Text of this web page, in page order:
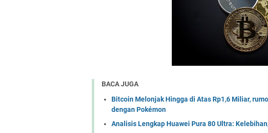
BACA JUGA
Bitcoin Melonjak Hingga di Atas Rp1,6 Miliar,
dengan Pokémon
Analisis Lengkap Huawei Pura 80 Ultra: